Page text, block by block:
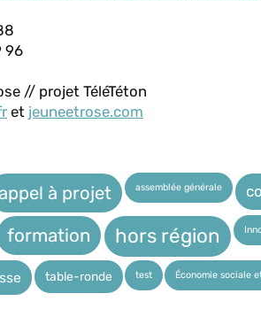
96
// projet TéléTéton
et jeuneetrose.com
à projet assemblée générale
formation hors région
table-ronde test Économie sociale